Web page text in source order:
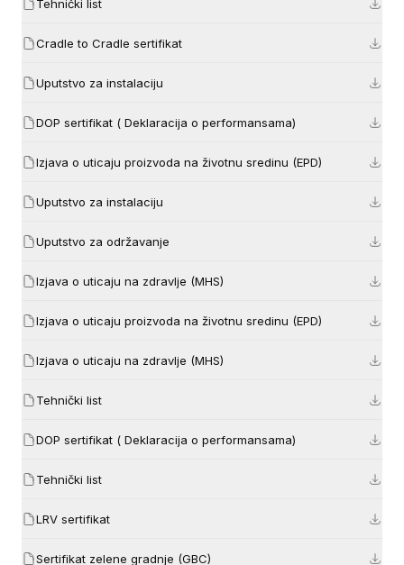
Tehnički list
Cradle to Cradle sertifikat
Uputstvo za instalaciju
DOP sertifikat ( Deklaracija o performansama)
Izjava o uticaju proizvoda na životnu sredinu (EPD)
Uputstvo za instalaciju
Uputstvo za održavanje
Izjava o uticaju na zdravlje (MHS)
Izjava o uticaju proizvoda na životnu sredinu (EPD)
Izjava o uticaju na zdravlje (MHS)
Tehnički list
DOP sertifikat ( Deklaracija o performansama)
Tehnički list
LRV sertifikat
Sertifikat zelene gradnje (GBC)